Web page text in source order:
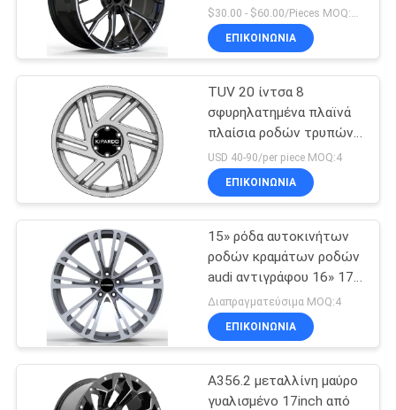
PRIVACY
POLICY
Aftermarket MAG
ρόδες
70
4x4 από τα οδικά
πλαίσια
88
ιντσών
$30.00 - $60.00/Pieces MOQ:4 κομμάτια
ΕΠΙΚΟΙΝΩΝΊΑ
TUV 20 ίντσα 8
σφυρηλατημένα πλαϊνά
πλαίσια ροδών τρυπών
A356.2 4x4
USD 40-90/per piece MOQ:4
ΕΠΙΚΟΙΝΩΝΊΑ
15» ρόδα αυτοκινήτων
ροδών κραμάτων ροδών
audi αντιγράφου 16» 17»
18»
Διαπραγματεύσιμα MOQ:4
ΕΠΙΚΟΙΝΩΝΊΑ
A356.2 μεταλλίνη μαύρο
γυαλισμένο 17inch από